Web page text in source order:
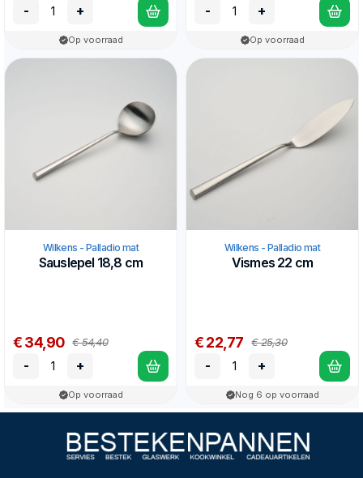
- +
Op voorraad
- +
Op voorraad
Wilkens - Palladio mat
Sauslepel 18,8 cm
€ 34,90 € 54,40
- +
Op voorraad
Wilkens - Palladio mat
Vismes 22 cm
€ 22,77 € 25,30
- +
Nog 6 op voorraad